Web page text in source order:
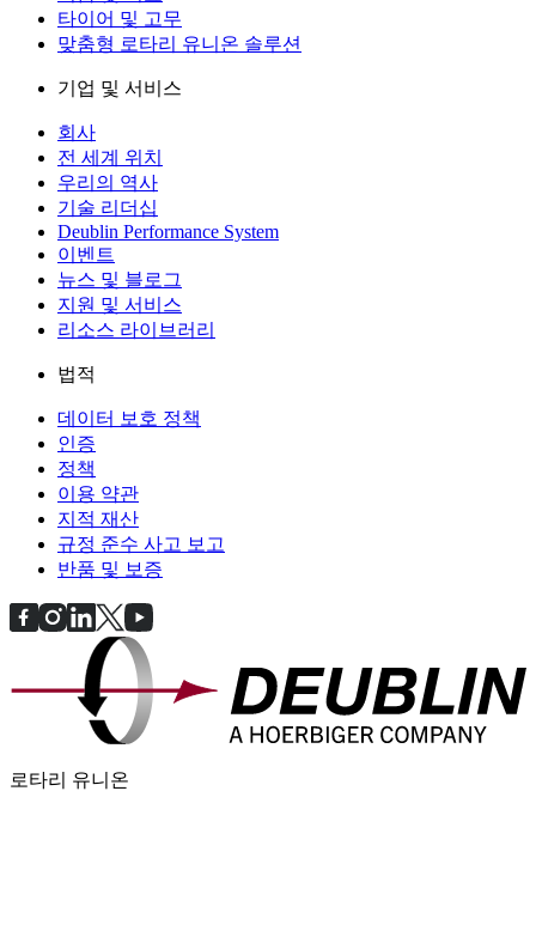
타이어 및 고무
맞춤형 로타리 유니온 솔루션
기업 및 서비스
회사
전 세계 위치
우리의 역사
기술 리더십
Deublin Performance System
이벤트
뉴스 및 블로그
지원 및 서비스
리소스 라이브러리
법적
데이터 보호 정책
인증
정책
이용 약관
지적 재산
규정 준수 사고 보고
반품 및 보증
로타리 유니온